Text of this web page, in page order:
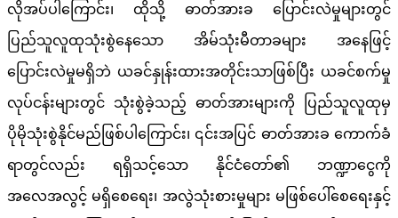
လိုအပ်ပါကြောင်း၊ ထိုသို့ ဓာတ်အားခ ပြောင်းလဲမှုများတွင်
ပြည်သူလူထုသုံးစွဲနေသော အိမ်သုံးမီတာခများ အနေဖြင့်
ပြောင်းလဲမှုမရှိဘဲ ယခင်နှုန်းထားအတိုင်းသာဖြစ်ပြီး ယခင်စက်မှု
လုပ်ငန်းများတွင် သုံးစွဲခဲ့သည့် ဓာတ်အားများကို ပြည်သူလူထုမှ
ပိုမိုသုံးစွဲနိုင်မည်ဖြစ်ပါကြောင်း၊ ၎င်းအပြင် ဓာတ်အားခ ကောက်ခံ
ရာတွင်လည်း ရရှိသင့်သော နိုင်ငံတော်၏ ဘဏ္ဍာငွေကို
အလေအလွင့် မရှိစေရေး၊ အလွဲသုံးစားမှုများ မဖြစ်ပေါ်စေရေးနှင့်